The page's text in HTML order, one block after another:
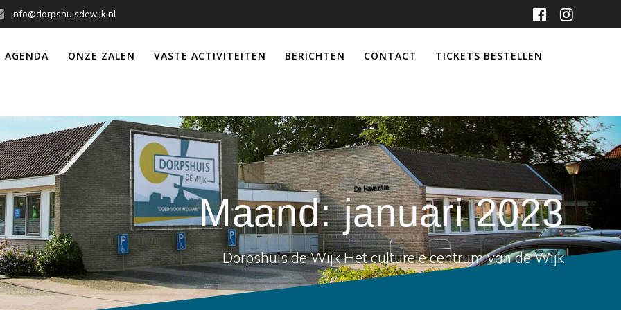
info@dorpshuisdewijk.nl
AGENDA ONZE ZALEN VASTE ACTIVITEITEN BERICHTEN CONTACT TICKETS BESTELLEN
Maand:januari 2023
Dorpshuis de Wijk Het culturele centrum van de Wijk